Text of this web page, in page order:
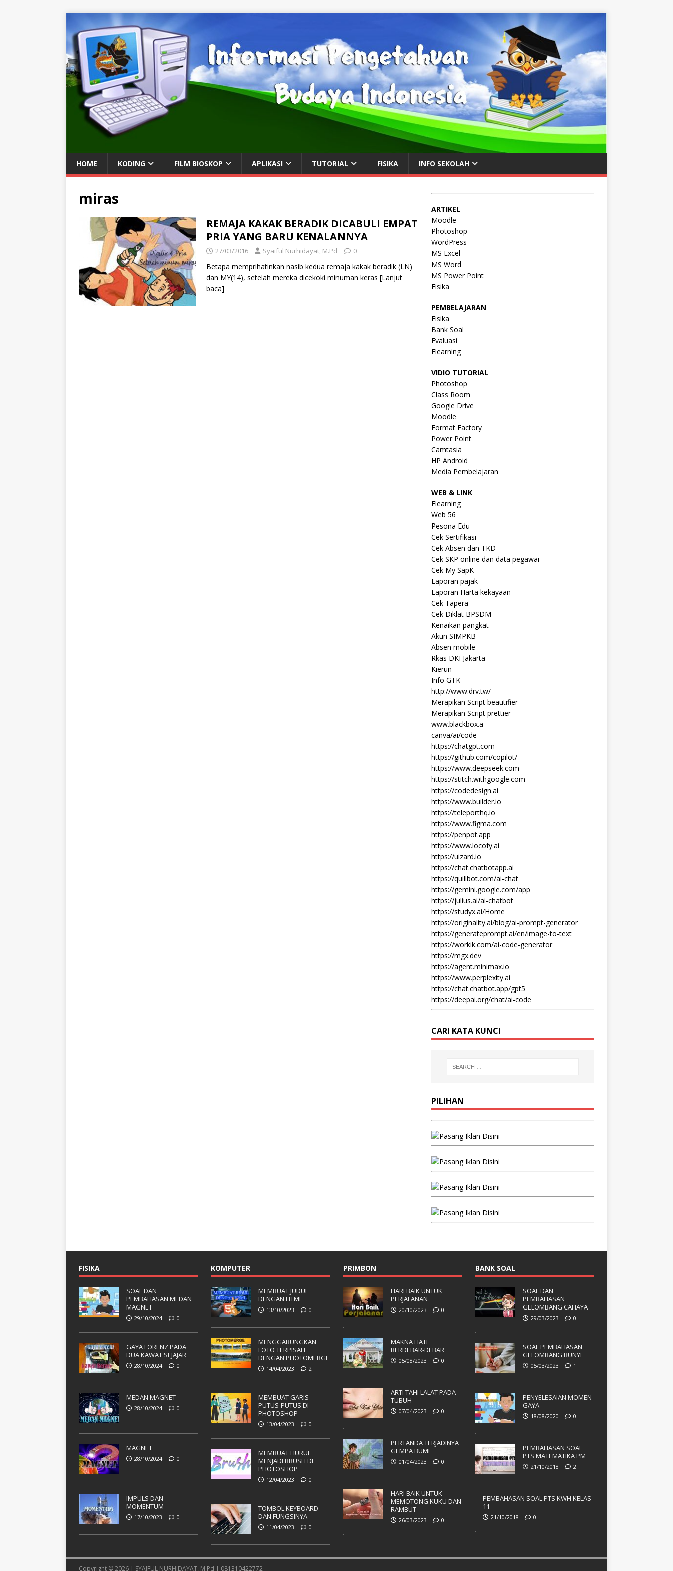
HOME KODING FILM BIOSKOP APLIKASI TUTORIAL FISIKA INFO SEKOLAH
miras
REMAJA KAKAK BERADIK DICABULI EMPAT
PRIA YANG BARU KENALANNYA
27/03/2016 Syaiful Nurhidayat, M.Pd 0
Betapa memprihatinkan nasib kedua remaja kakak beradik (LN)
dan MY(14), setelah mereka dicekoki minuman keras [Lanjut
baca]
ARTIKEL
Moodle
Photoshop
WordPress
MS Excel
MS Word
MS Power Point
Fisika
PEMBELAJARAN
Fisika
Bank Soal
Evaluasi
Elearning
VIDIO TUTORIAL
Photoshop
Class Room
Google Drive
Moodle
Format Factory
Power Point
Camtasia
HP Android
Media Pembelajaran
WEB & LINK
Elearning
Web 56
Pesona Edu
Cek Sertifikasi
Cek Absen dan TKD
Cek SKP online dan data pegawai
Cek My SapK
Laporan pajak
Laporan Harta kekayaan
Cek Tapera
Cek Diklat BPSDM
Kenaikan pangkat
Akun SIMPKB
Absen mobile
Rkas DKI Jakarta
Kierun
Info GTK
http://www.drv.tw/
Merapikan Script beautifier
Merapikan Script prettier
www.blackbox.a
canva/ai/code
https://chatgpt.com
https://github.com/copilot/
https://www.deepseek.com
https://stitch.withgoogle.com
https://codedesign.ai
https://www.builder.io
https://teleporthq.io
https://www.figma.com
https://penpot.app
https://www.locofy.ai
https://uizard.io
https://chat.chatbotapp.ai
https://quillbot.com/ai-chat
https://gemini.google.com/app
https://julius.ai/ai-chatbot
https://studyx.ai/Home
https://originality.ai/blog/ai-prompt-generator
https://generateprompt.ai/en/image-to-text
https://workik.com/ai-code-generator
https://mgx.dev
https://agent.minimax.io
https://www.perplexity.ai
https://chat.chatbot.app/gpt5
https://deepai.org/chat/ai-code
CARI KATA KUNCI
PILIHAN
FISIKA
SOAL DAN
PEMBAHASAN MEDAN
MAGNET
29/10/2024 0
GAYA LORENZ PADA
DUA KAWAT SEJAJAR
28/10/2024 0
MEDAN MAGNET
28/10/2024 0
MAGNET
28/10/2024 0
IMPULS DAN
MOMENTUM
17/10/2023 0
KOMPUTER
MEMBUAT JUDUL
DENGAN HTML
13/10/2023 0
MENGGABUNGKAN
FOTO TERPISAH
DENGAN PHOTOMERGE
14/04/2023 2
MEMBUAT GARIS
PUTUS-PUTUS DI
PHOTOSHOP
13/04/2023 0
MEMBUAT HURUF
MENJADI BRUSH DI
PHOTOSHOP
12/04/2023 0
TOMBOL KEYBOARD
DAN FUNGSINYA
11/04/2023 0
PRIMBON
HARI BAIK UNTUK
PERJALANAN
20/10/2023 0
MAKNA HATI
BERDEBAR-DEBAR
05/08/2023 0
ARTI TAHI LALAT PADA
TUBUH
07/04/2023 0
PERTANDA TERJADINYA
GEMPA BUMI
01/04/2023 0
HARI BAIK UNTUK
MEMOTONG KUKU DAN
RAMBUT
26/03/2023 0
BANK SOAL
SOAL DAN
PEMBAHASAN
GELOMBANG CAHAYA
29/03/2023 0
SOAL PEMBAHASAN
GELOMBANG BUNYI
05/03/2023 1
PENYELESAIAN MOMEN
GAYA
18/08/2020 0
PEMBAHASAN SOAL
PTS MATEMATIKA PM
21/10/2018 2
PEMBAHASAN SOAL PTS KWH KELAS
11
21/10/2018 0
Copyright © 2026 | SYAIFUL NURHIDAYAT, M.Pd | 081310422772